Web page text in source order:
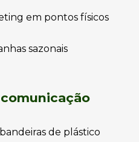
em pontos físicos
sazonais
de plástico